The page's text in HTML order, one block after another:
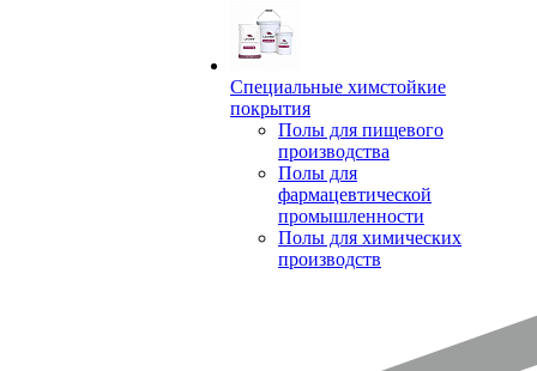
Специальные химстойкие
покрытия
Полы для пищевого
производства
Полы для
фармацевтической
промышленности
Полы для химических
производств